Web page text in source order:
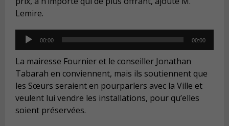
Lemire.
Audio
Player
00:00 00:00
La mairesse Fournier et le conseiller Jonathan
Tabarah en conviennent, mais ils soutiennent que
les Sœurs seraient en pourparlers avec la Ville et
veulent lui vendre les installations, pour qu’elles
soient préservées.